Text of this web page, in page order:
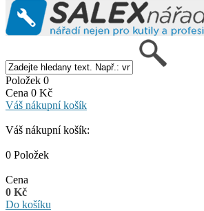
Položek 0
Cena 0 Kč
Váš nákupní košík
Váš nákupní košík:
0 Položek
Cena
0 Kč
Do košíku